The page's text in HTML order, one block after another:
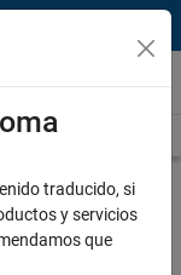
traducido, si
y servicios
que